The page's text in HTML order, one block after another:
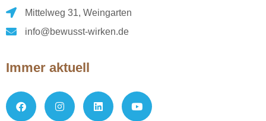
Mittelweg 31, Weingarten
info@bewusst-wirken.de
Immer aktuell